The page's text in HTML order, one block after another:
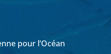
pour l’Océan